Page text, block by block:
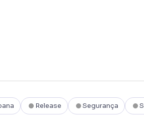
Release Segurança